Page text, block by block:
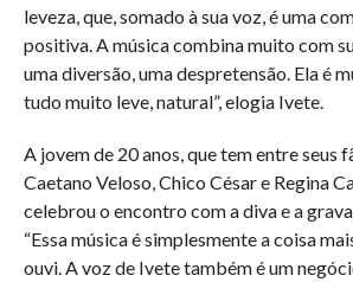
leveza, que, somado à sua voz, é uma
positiva. A música combina muito com
uma diversão, uma despretensão. Ela é
tudo muito leve, natural”, elogia Ivete.
A jovem de 20 anos, que tem entre seus
Caetano Veloso, Chico César e Regina
celebrou o encontro com a diva e a
“Essa música é simplesmente a coisa
ouvi. A voz de Ivete também é um